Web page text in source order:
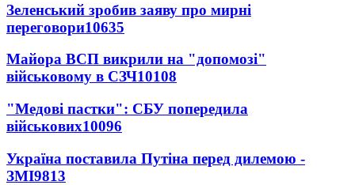
Зеленський зробив заяву про мирні
переговори10635
Майора ВСП викрили на "допомозі"
військовому в СЗЧ10108
"Медові пастки": СБУ попередила
військових10096
Україна поставила Путіна перед дилемою -
ЗМІ9813